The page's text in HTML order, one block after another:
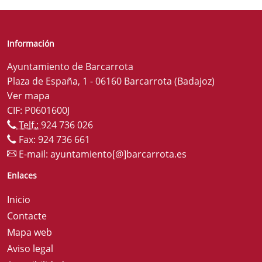
Información
Ayuntamiento de Barcarrota
Plaza de España, 1 - 06160 Barcarrota (Badajoz)
Ver mapa
CIF: P0601600J
Telf.: 924 736 026
Fax: 924 736 661
E-mail: ayuntamiento[@]barcarrota.es
Enlaces
Inicio
Contacte
Mapa web
Aviso legal